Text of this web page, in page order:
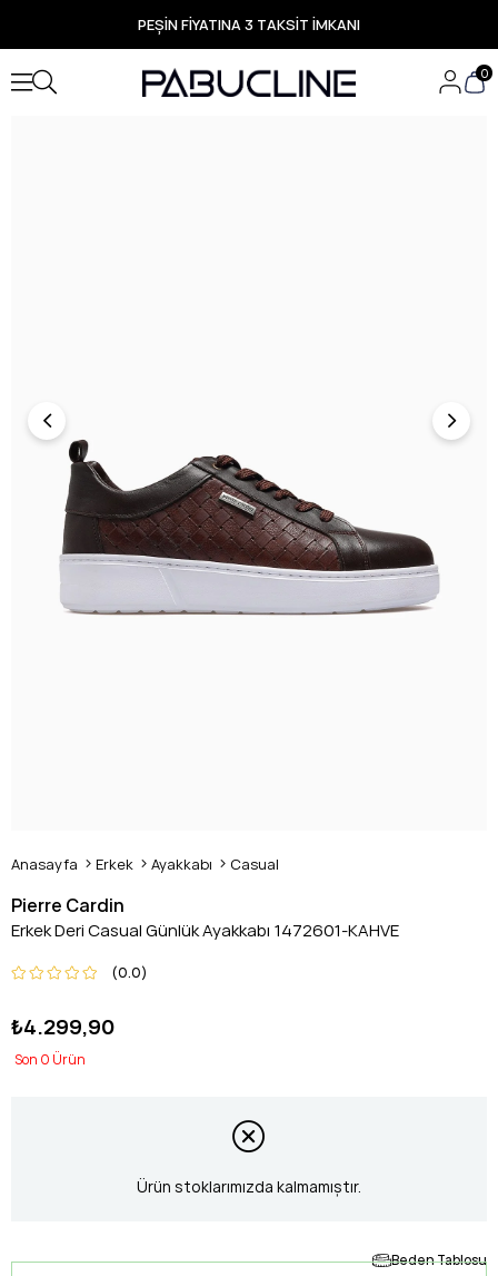
PEŞİN FİYATINA 3 TAKSİT İMKANI
TÜM ÜRÜNLERDE ÜCRETSİZ KARGO
Yeni Sezon Ürünlerde Özel Fırsatlar
Seçili Ürünlerde Hızlı Teslimat
0
Anasayfa Erkek Ayakkabı Casual
Pierre Cardin
Erkek Deri Casual Günlük Ayakkabı 1472601-KAHVE
0.0
₺4.299,90
0
Ürün stoklarımızda kalmamıştır.
Beden Tablosu